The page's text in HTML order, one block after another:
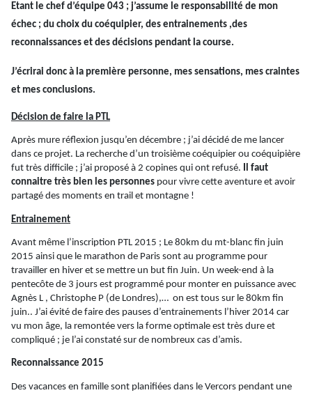
Etant le chef d’équipe 043 ; j’assume le responsabilité de mon
échec ; du choix du coéquipier, des entrainements ,des
reconnaissances et des décisions pendant la course.
J’écrirai donc à la première personne, mes sensations, mes craintes
et mes conclusions.
Décision de faire la PTL
Après mure réflexion jusqu’en décembre ; j’ai décidé de me lancer
dans ce projet. La recherche d’un troisième coéquipier ou coéquipière
fut très difficile ; j’ai proposé à 2 copines qui ont refusé. Il faut
connaitre très bien les personnes pour vivre cette aventure et avoir
partagé des moments en trail et montagne !
Entrainement
Avant même l’inscription PTL 2015 ; Le 80km du mt-blanc fin juin
2015 ainsi que le marathon de Paris sont au programme pour
travailler en hiver et se mettre un but fin Juin. Un week-end à la
pentecôte de 3 jours est programmé pour monter en puissance avec
Agnès L , Christophe P (de Londres),… on est tous sur le 80km fin
juin.. J’ai évité de faire des pauses d’entrainements l’hiver 2014 car
vu mon âge, la remontée vers la forme optimale est très dure et
compliqué ; je l’ai constaté sur de nombreux cas d’amis.
Reconnaissance 2015
Des vacances en famille sont planifiées dans le Vercors pendant une